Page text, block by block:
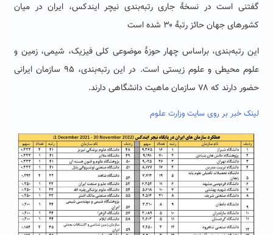
گفتنی است در نسخۀ جاری رتبه‌بندی نیچر ایندکس، ایران در میان
کشورهای جهان حائز رتبۀ ۳۰ شده است
این رتبه‌بندی، بر‌اساس چهار حوزۀ موضوعی کلی فیزیک، شیمی، زمین و
علوم محیطی و علوم زیستی است. در این رتبه‌بندی، ۹۵ سازمان ایرانی
حضور دارند که ۷۸ سازمان ماهیت دانشگاهی دارند.
لینک خبر بر روی سایت وزارت علوم